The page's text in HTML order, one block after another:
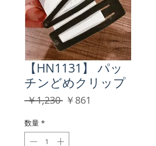
【HN1131】 パッ
チンどめクリップ
￥1,230 通
格
￥861
数量 *